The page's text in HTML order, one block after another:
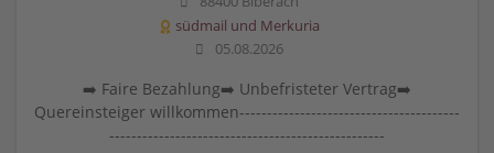
südmail und Merkuria
05.08.2026
➡️ Faire Bezahlung➡️ Unbefristeter Vertrag➡️
Quereinsteiger willkommen----------------------------------------
--------------------------------------------------